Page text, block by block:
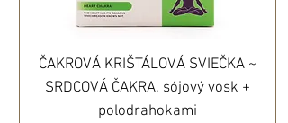
ČAKROVÁ KRIŠTÁLOVÁ SVIEČKA ~
SRDCOVÁ ČAKRA, sójový vosk +
polodrahokami